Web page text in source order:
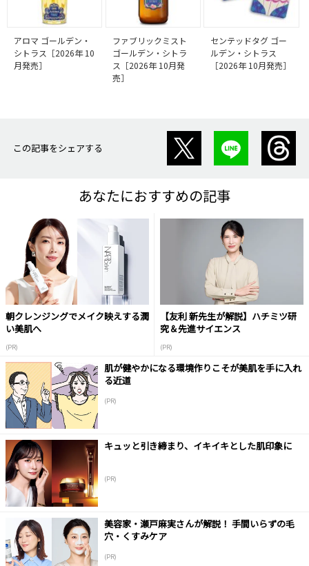
アロマ ゴールデン・
シトラス［2026年 10
月発売］
ファブリックミスト
ゴールデン・シトラ
ス［2026年 10月発
売］
センテッドタグ ゴー
ルデン・シトラス
［2026年 10月発売］
この記事をシェアする
あなたにおすすめの記事
朝クレンジングでメイク映えする潤
い美肌へ
(PR)
【友利 新先生が解説】ハチミツ研
究＆先進サイエンス
(PR)
肌が健やかになる環境作りこそが美肌を手に入れ
る近道
(PR)
キュッと引き締まり、イキイキとした肌印象に
(PR)
美容家・瀬戸麻実さんが解説！ 手間いらずの毛
穴・くすみケア
(PR)